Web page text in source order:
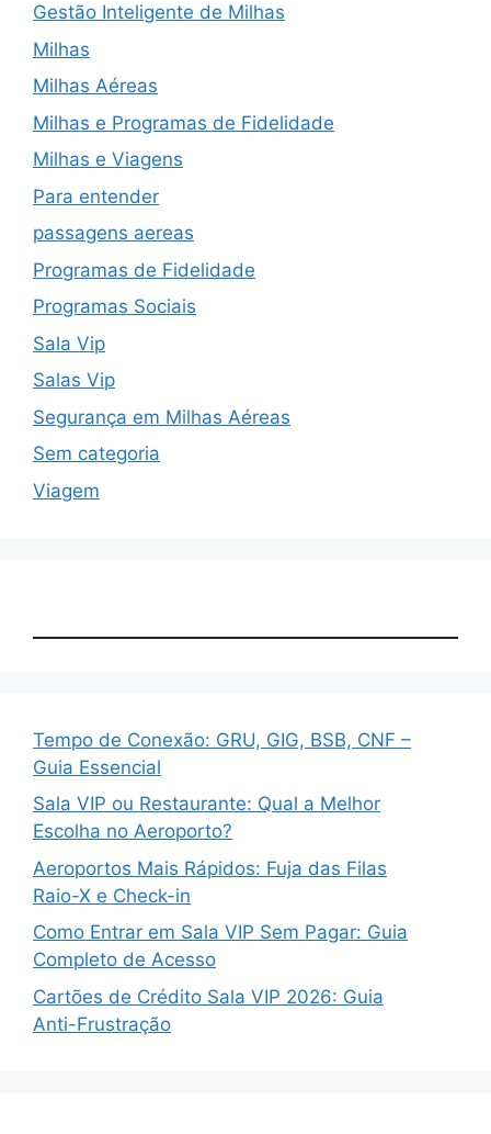
Gestão Inteligente de Milhas
Milhas
Milhas Aéreas
Milhas e Programas de Fidelidade
Milhas e Viagens
Para entender
passagens aereas
Programas de Fidelidade
Programas Sociais
Sala Vip
Salas Vip
Segurança em Milhas Aéreas
Sem categoria
Viagem
Tempo de Conexão: GRU, GIG, BSB, CNF –
Guia Essencial
Sala VIP ou Restaurante: Qual a Melhor
Escolha no Aeroporto?
Aeroportos Mais Rápidos: Fuja das Filas
Raio-X e Check-in
Como Entrar em Sala VIP Sem Pagar: Guia
Completo de Acesso
Cartões de Crédito Sala VIP 2026: Guia
Anti-Frustração